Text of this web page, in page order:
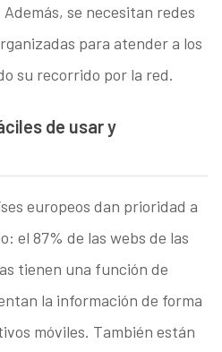
se necesitan redes
para atender a los
su recorrido por la red.
de usar y
europeos dan prioridad a
el 87% de las webs de las
tienen una función de
la información de forma
móviles. También están